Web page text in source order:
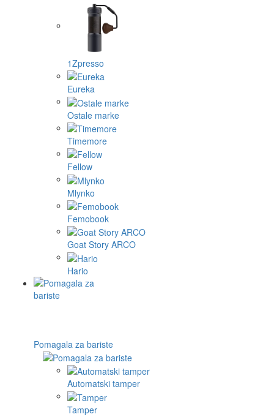
1Zpresso
Eureka
Ostale marke
Timemore
Fellow
Mlynko
Femobook
Goat Story ARCO
Hario
Pomagala za bariste
Automatski tamper
Tamper